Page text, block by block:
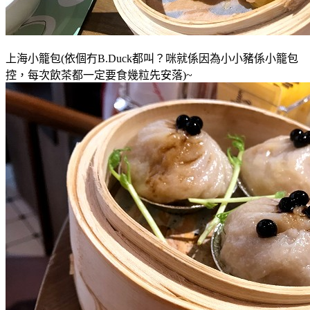
上海小籠包(依個冇B.Duck都叫 ？咪就係因為小小豬係小籠包
控 ，每次飲茶都一定要食幾粒先安落)~